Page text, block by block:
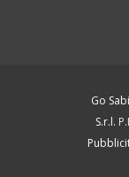
Go
S.r.l.